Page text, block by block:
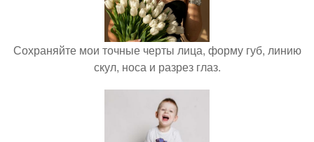
Сохраняйте мои точные черты лица, форму губ, линию
скул, носа и разрез глаз.